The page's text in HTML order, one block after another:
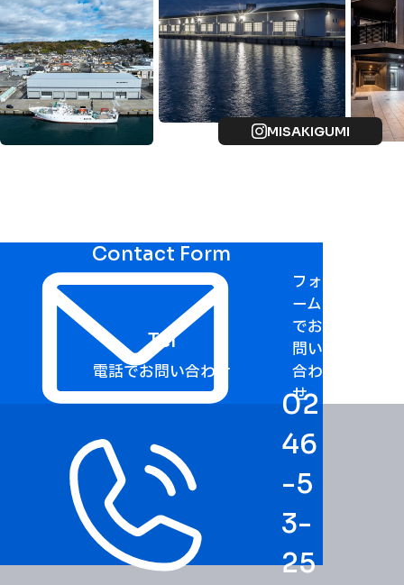
MISAKIGUMI
Contact Form
フォ
ーム
でお
問い
合わ
せ
Tel
電話でお問い合わせ
02
46
-5
3-
25